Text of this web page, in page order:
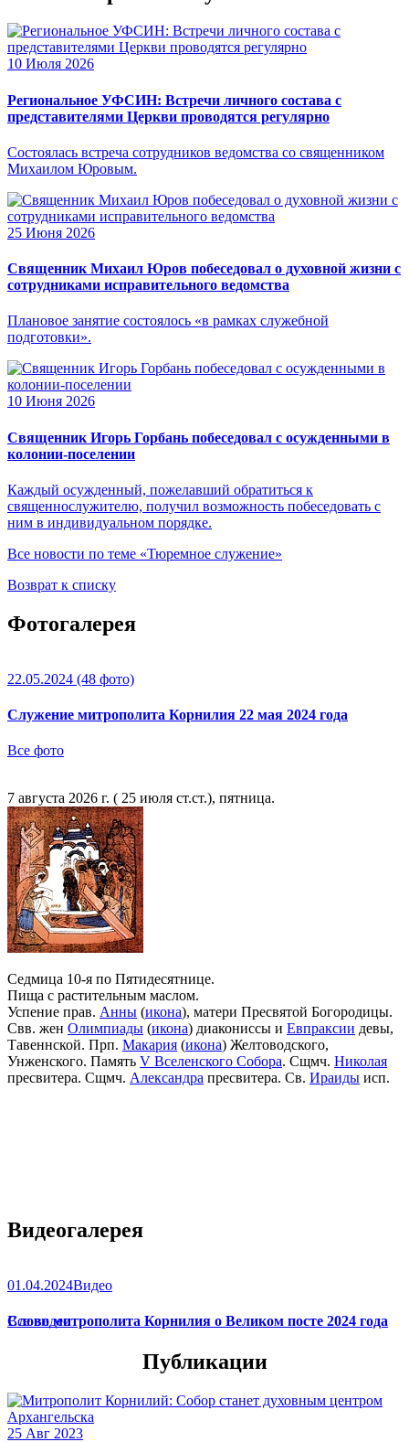
10 Июля 2026
Региональное УФСИН: Встречи личного состава с
представителями Церкви проводятся регулярно
Состоялась встреча сотрудников ведомства со священником
Михаилом Юровым.
25 Июня 2026
Священник Михаил Юров побеседовал о духовной жизни с
сотрудниками исправительного ведомства
Плановое занятие состоялось «в рамках служебной
подготовки».
10 Июня 2026
Священник Игорь Горбань побеседовал с осужденными в
колонии-поселении
Каждый осужденный, пожелавший обратиться к
священнослужителю, получил возможность побеседовать с
ним в индивидуальном порядке.
Все новости по теме «Тюремное служение»
Возврат к списку
Фотогалерея
22.05.2024 (48 фото)
Служение митрополита Корнилия 22 мая 2024 года
Все фото
7 августа 2026 г. ( 25 июля ст.ст.), пятница.
Седмица 10-я по Пятидесятнице.
Пища с растительным маслом.
Успение прав. Анны (икона), матери Пресвятой Богородицы.
Свв. жен Олимпиады (икона) диакониссы и Евпраксии девы,
Тавеннской. Прп. Макария (икона) Желтоводского,
Унженского. Память V Вселенского Собора. Сщмч. Николая
пресвитера. Сщмч. Александра пресвитера. Св. Ираиды исп.
Видеогалерея
01.04.2024Видео
Слово митрополита Корнилия о Великом посте 2024 года
Все видео
Публикации
25 Авг 2023